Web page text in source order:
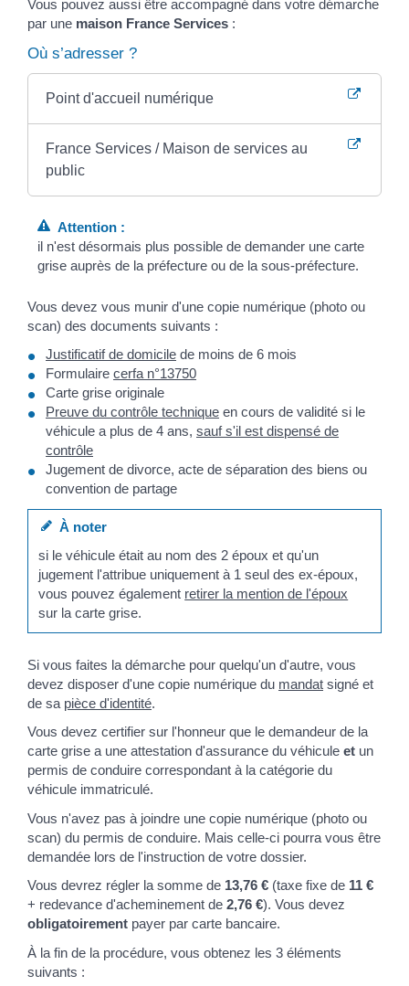
Vous pouvez aussi être accompagné dans votre démarche
par une maison France Services :
Où s’adresser ?
Point d'accueil numérique
France Services / Maison de services au
public
Attention :
il n'est désormais plus possible de demander une carte
grise auprès de la préfecture ou de la sous-préfecture.
Vous devez vous munir d'une copie numérique (photo ou
scan) des documents suivants :
Justificatif de domicile de moins de 6 mois
Formulaire cerfa n°13750
Carte grise originale
Preuve du contrôle technique en cours de validité si le
véhicule a plus de 4 ans, sauf s'il est dispensé de
contrôle
Jugement de divorce, acte de séparation des biens ou
convention de partage
À noter
si le véhicule était au nom des 2 époux et qu'un
jugement l'attribue uniquement à 1 seul des ex-époux,
vous pouvez également retirer la mention de l'époux
sur la carte grise.
Si vous faites la démarche pour quelqu'un d'autre, vous
devez disposer d'une copie numérique du mandat signé et
de sa pièce d'identité.
Vous devez certifier sur l'honneur que le demandeur de la
carte grise a une attestation d'assurance du véhicule et un
permis de conduire correspondant à la catégorie du
véhicule immatriculé.
Vous n'avez pas à joindre une copie numérique (photo ou
scan) du permis de conduire. Mais celle-ci pourra vous être
demandée lors de l'instruction de votre dossier.
Vous devrez régler la somme de 13,76 € (taxe fixe de 11 €
+ redevance d'acheminement de 2,76 €). Vous devez
obligatoirement payer par carte bancaire.
À la fin de la procédure, vous obtenez les 3 éléments
suivants :